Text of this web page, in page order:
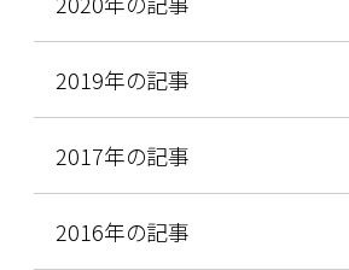
2019年の記事
2017年の記事
2016年の記事